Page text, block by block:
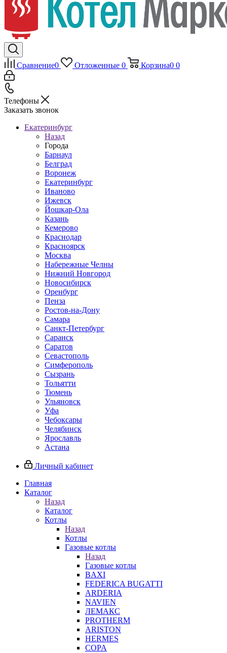
Сравнение0 Отложенные 0 Корзина0 0
Телефоны
Заказать звонок
Екатеринбург
Назад
Города
Барнаул
Белград
Воронеж
Екатеринбург
Иваново
Ижевск
Йошкар-Ола
Казань
Кемерово
Краснодар
Красноярск
Москва
Набережные Челны
Нижний Новгород
Новосибирск
Оренбург
Пенза
Ростов-на-Дону
Самара
Санкт-Петербург
Саранск
Саратов
Севастополь
Симферополь
Сызрань
Тольятти
Тюмень
Ульяновск
Уфа
Чебоксары
Челябинск
Ярославль
Астана
Личный кабинет
Главная
Каталог
Назад
Каталог
Котлы
Назад
Котлы
Газовые котлы
Назад
Газовые котлы
BAXI
FEDERICA BUGATTI
ARDERIA
NAVIEN
ЛЕМАКС
PROTHERM
ARISTON
HERMES
COPA